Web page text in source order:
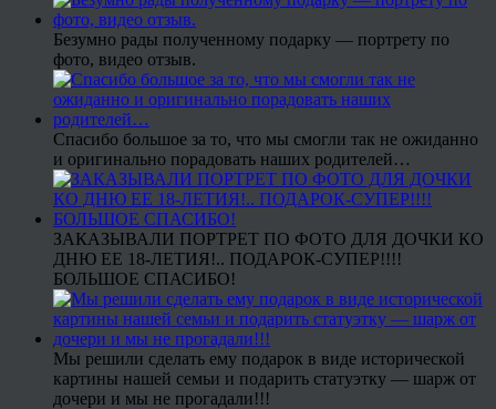
Безумно рады полученному подарку — портрету по
фото, видео отзыв.
Спасибо большое за то, что мы смогли так не ожиданно
и оригинально порадовать наших родителей…
ЗАКАЗЫВАЛИ ПОРТРЕТ ПО ФОТО ДЛЯ ДОЧКИ КО
ДНЮ ЕЕ 18-ЛЕТИЯ!.. ПОДАРОК-СУПЕР!!!!
БОЛЬШОЕ СПАСИБО!
Мы решили сделать ему подарок в виде исторической
картины нашей семьи и подарить статуэтку — шарж от
дочери и мы не прогадали!!!